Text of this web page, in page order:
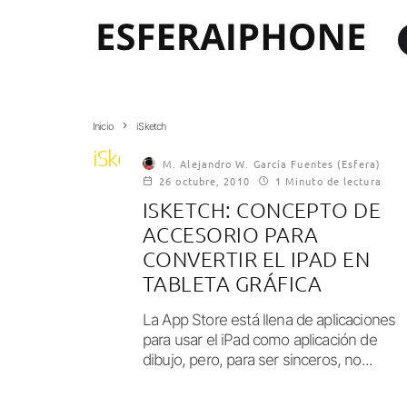
Inicio iSketch
iSketch M. Alejandro W. García Fuentes (Esfera)
26 octubre, 2010
1 Minuto de lectura
ISKETCH: CONCEPTO DE
ACCESORIO PARA
CONVERTIR EL IPAD EN
TABLETA GRÁFICA
La App Store está llena de aplicaciones
para usar el iPad como aplicación de
dibujo, pero, para ser sinceros, no...